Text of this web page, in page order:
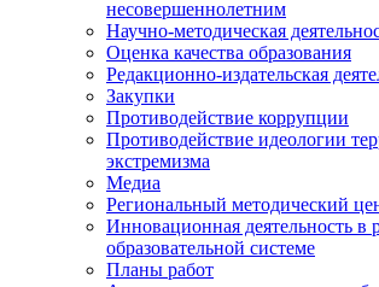
несовершеннолетним
Научно-методическая
Оценка качества образования
Редакционно-издательская
Закупки
Противодействие коррупции
Противодействие идеологии
экстремизма
Медиа
Региональный методический
Инновационная деятельность в
образовательной системе
Планы работ